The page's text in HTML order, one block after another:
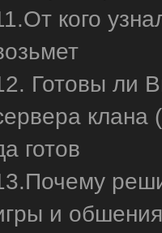
кого
Готовы ли
клана
готов
и обшения